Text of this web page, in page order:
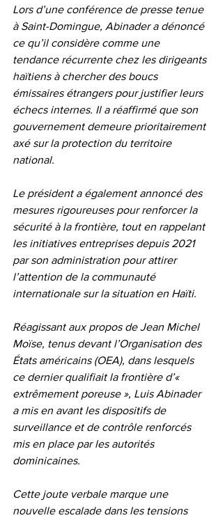
Lors d’une conférence de presse tenue
à Saint-Domingue, Abinader a dénoncé
ce qu’il considère comme une
tendance récurrente chez les dirigeants
haïtiens à chercher des boucs
émissaires étrangers pour justifier leurs
échecs internes. Il a réaffirmé que son
gouvernement demeure prioritairement
axé sur la protection du territoire
national.
Le président a également annoncé des
mesures rigoureuses pour renforcer la
sécurité à la frontière, tout en rappelant
les initiatives entreprises depuis 2021
par son administration pour attirer
l’attention de la communauté
internationale sur la situation en Haïti.
Réagissant aux propos de Jean Michel
Moïse, tenus devant l’Organisation des
États américains (OEA), dans lesquels
ce dernier qualifiait la frontière d’«
extrêmement poreuse », Luis Abinader
a mis en avant les dispositifs de
surveillance et de contrôle renforcés
mis en place par les autorités
dominicaines.
Cette joute verbale marque une
nouvelle escalade dans les tensions